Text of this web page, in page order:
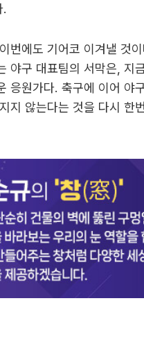
.
번에도 기어코 이겨낼 것
야구 대표팀의 서막은, 지
응원가다. 축구에 이어 야
지 않는다는 것을 다시 한